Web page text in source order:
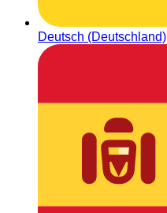
Deutsch (Deutschland)